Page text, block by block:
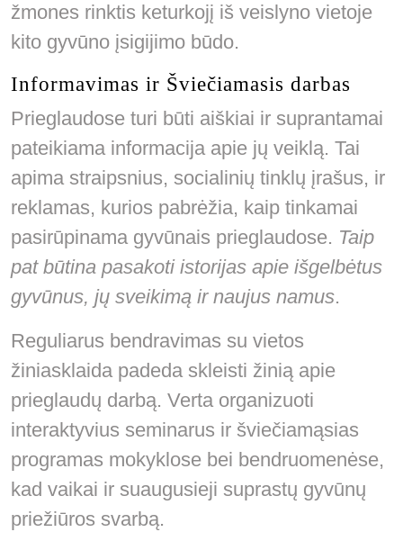
žmones rinktis keturkojį iš veislyno vietoje
kito gyvūno įsigijimo būdo.
Informavimas ir Šviečiamasis darbas
Prieglaudose turi būti aiškiai ir suprantamai
pateikiama informacija apie jų veiklą. Tai
apima straipsnius, socialinių tinklų įrašus, ir
reklamas, kurios pabrėžia, kaip tinkamai
pasirūpinama gyvūnais prieglaudose. Taip
pat būtina pasakoti istorijas apie išgelbėtus
gyvūnus, jų sveikimą ir naujus namus.
Reguliarus bendravimas su vietos
žiniasklaida padeda skleisti žinią apie
prieglaudų darbą. Verta organizuoti
interaktyvius seminarus ir šviečiamąsias
programas mokyklose bei bendruomenėse,
kad vaikai ir suaugusieji suprastų gyvūnų
priežiūros svarbą.